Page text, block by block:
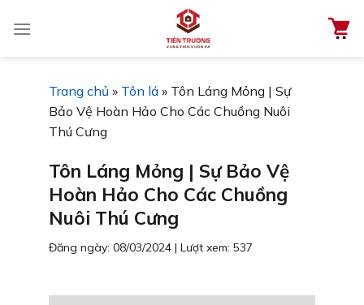
đến
Trang chủ » Tôn lá » Tôn Láng Mỏng | Sự
Bảo Vệ Hoàn Hảo Cho Các Chuồng Nuôi
Thú Cưng
Tôn Láng Mỏng | Sự Bảo Vệ
Hoàn Hảo Cho Các Chuồng
Nuôi Thú Cưng
Đăng ngày: 08/03/2024 | Lượt xem: 537